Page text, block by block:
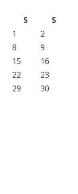
S
S
1
2
8
9
15
16
22
23
29
30